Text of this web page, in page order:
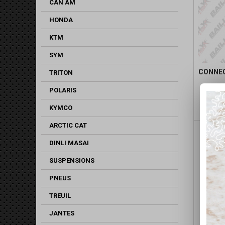
CAN AM
HONDA
KTM
SYM
TRITON
POLARIS
KYMCO
ARCTIC CAT
DINLI MASAI
SUSPENSIONS
PNEUS
TREUIL
JANTES